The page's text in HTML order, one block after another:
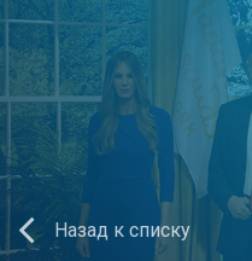
Назад к списку